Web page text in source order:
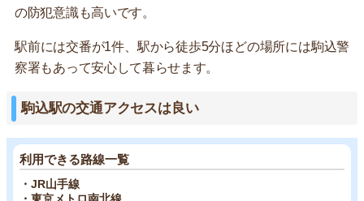
の防犯意識も高いです。
駅前には交番が1件、駅から徒歩5分ほどの場所には駒込警
察署もあって安心して暮らせます。
駒込駅の交通アクセスは良い
利用できる路線一覧
・JR山手線